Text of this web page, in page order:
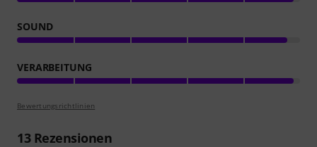
SOUND
VERARBEITUNG
Bewertungsrichtlinien
13Rezensionen